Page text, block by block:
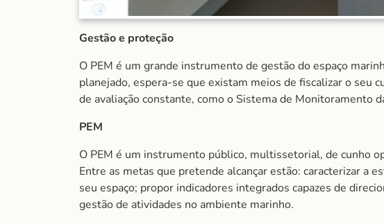
Gestão e proteção
O PEM é um grande instrumento de gestão do espaço
planejado, espera-se que existam meios de fiscalizar o seu
de avaliação constante, como o Sistema de Monitoramento
PEM
O PEM é um instrumento público, multissetorial, de cunho
Entre as metas que pretende alcançar estão: caracterizar a
seu espaço; propor indicadores integrados capazes de
gestão de atividades no ambiente marinho.